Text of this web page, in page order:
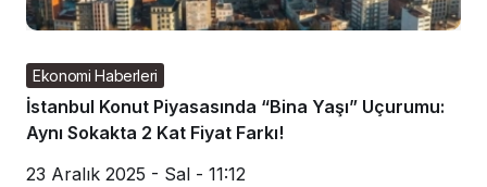
Ekonomi Haberleri
İstanbul Konut Piyasasında “Bina Yaşı” Uçurumu:
Aynı Sokakta 2 Kat Fiyat Farkı!
23 Aralık 2025 - Sal - 11:12